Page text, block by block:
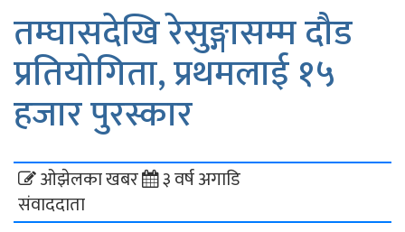
तम्घासदेखि रेसुङ्गासम्म दौड
प्रतियोगिता, प्रथमलाई १५
हजार पुरस्कार
ओझेलका खबर
संवाददाता
३ वर्ष अगाडि